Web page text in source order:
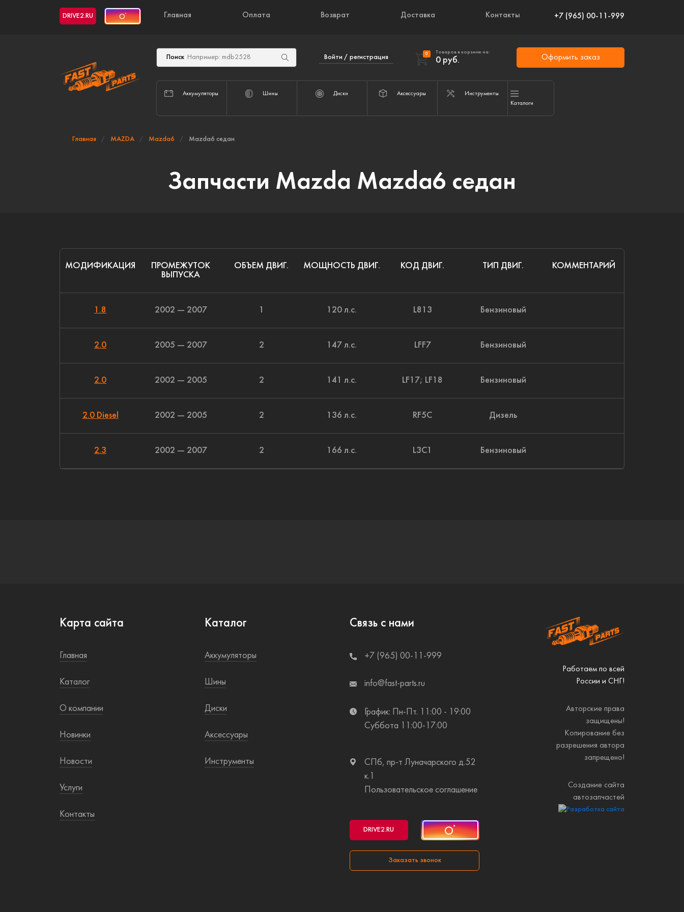
DRIVE2.RU Главная Оплата Возврат Доставка Контакты +7 (965) 00-11-999
Поиск Войти / регистрация 0 Товаров в корзине на:
0 руб. Оформить заказ
Аккумуляторы Шины Диски Аксессуары
Инструменты
Каталоги
Главная MAZDA Mazda6 Mazda6 седан
Запчасти Mazda Mazda6 седан
МОДИФИКАЦИЯ
ПРОМЕЖУТОК
ВЫПУСКА
ОБЪЕМ ДВИГ. МОЩНОСТЬ ДВИГ. КОД ДВИГ. ТИП ДВИГ. КОММЕНТАРИЙ
1.8 2002 — 2007 1 120 л.с. L813 Бензиновый
2.0 2005 — 2007 2 147 л.с. LFF7 Бензиновый
2.0 2002 — 2005 2 141 л.с. LF17; LF18 Бензиновый
2.0 Diesel 2002 — 2005 2 136 л.с. RF5C Дизель
2.3 2002 — 2007 2 166 л.с. L3C1 Бензиновый
Карта сайта
Главная
Каталог
О компании
Новинки
Новости
Услуги
Контакты
Каталог
Аккумуляторы
Шины
Диски
Аксессуары
Инструменты
Связь с нами
+7 (965) 00-11-999
info@fast-parts.ru
График: Пн-Пт. 11:00 - 19:00
Суббота 11:00-17:00
СПб, пр-т Луначарского д.52
к.1
Пользовательское соглашение
DRIVE2.RU
Заказать звонок
Работаем по всей
России и СНГ!
Авторские права
защищены!
Копирование без
разрешения автора
запрещено!
Создание сайта
автозапчастей